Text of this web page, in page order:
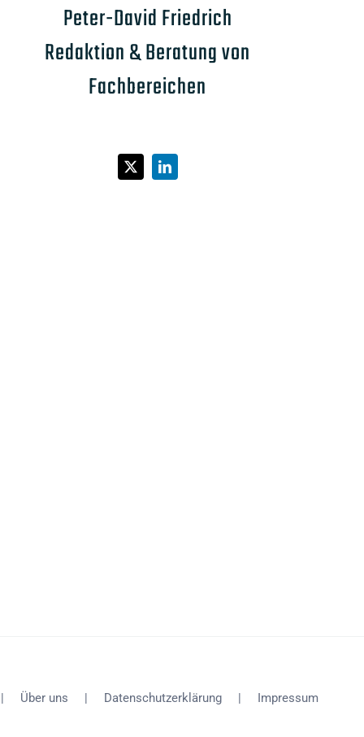
Peter-David Friedrich
Redaktion & Beratung von
Fachbereichen
Über uns Datenschutzerklärung Impressum